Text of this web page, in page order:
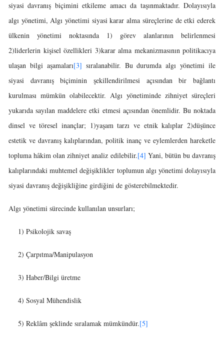
siyasi davranış biçimini etkileme amacı da taşınmaktadır. Dolayısıyla
algı yönetimi, Algı yönetimi siyasi karar alma süreçlerine de etki ederek
ülkenin yönetimi noktasında 1) görev alanlarının belirlenmesi
2)liderlerin kişisel özellikleri 3)karar alma mekanizmasının politikacıya
ulaşan bilgi aşamaları[3] sıralanabilir. Bu durumda algı yönetimi ile
siyasi davranış biçiminin şekillendirilmesi açısından bir bağlantı
kurulması mümkün olabilecektir. Algı yönetiminde zihniyet süreçleri
yukarıda sayılan maddelere etki etmesi açısından önemlidir. Bu noktada
dinsel ve töresel inançlar; 1)yaşam tarzı ve etnik kalıplar 2)düşünce
estetik ve davranış kalıplarından, politik inanç ve eylemlerden hareketle
topluma hâkim olan zihniyet analiz edilebilir.[4] Yani, bütün bu davranış
kalıplarındaki muhtemel değişiklikler toplumun algı yönetimi dolayısıyla
siyasi davranış değişikliğine girdiğini de gösterebilmektedir.
Algı yönetimi sürecinde kullanılan unsurları;
1) Psikolojik savaş
2) Çarpıtma/Manipulasyon
3) Haber/Bilgi üretme
4) Sosyal Mühendislik
5) Reklâm şeklinde sıralamak mümkündür.[5]